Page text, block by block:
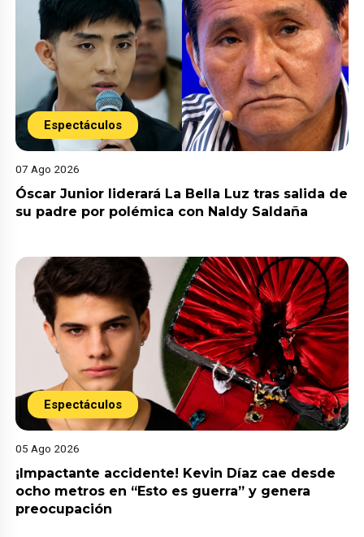
Espectáculos
07 Ago 2026
Óscar Junior liderará La Bella Luz tras salida de
su padre por polémica con Naldy Saldaña
Espectáculos
05 Ago 2026
¡Impactante accidente! Kevin Díaz cae desde
ocho metros en “Esto es guerra” y genera
preocupación